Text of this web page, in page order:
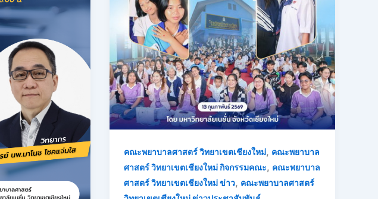
คณะพยาบาลศาสตร์ วิทยาเขตเชียงใหม่, คณะพยาบาล
ศาสตร์ วิทยาเขตเชียงใหม่ กิจกรรมคณะ, คณะพยาบาล
ศาสตร์ วิทยาเขตเชียงใหม่ ข่าว, คณะพยาบาลศาสตร์